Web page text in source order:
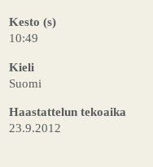
Kesto (s)
10:49
Kieli
Suomi
Haastattelun tekoaika
23.9.2012